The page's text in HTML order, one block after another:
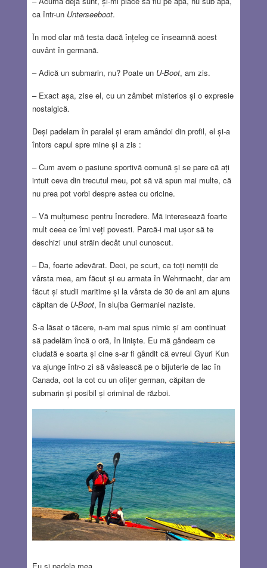
ca într-un Unterseeboot.
În mod clar mă testa dacă înțeleg ce înseamnă acest
cuvânt în germană.
– Adică un submarin, nu? Poate un U-Boot, am zis.
– Exact așa, zise el, cu un zâmbet misterios și o expresie
nostalgică.
Deși padelam în paralel și eram amândoi din profil, el și-a
întors capul spre mine și a zis :
– Cum avem o pasiune sportivă comună și se pare că ați
intuit ceva din trecutul meu, pot să vă spun mai multe, că
nu prea pot vorbi despre astea cu oricine.
– Vă mulțumesc pentru încredere. Mă interesează foarte
mult ceea ce îmi veți povesti. Parcă-i mai ușor să te
deschizi unui străin decât unui cunoscut.
– Da, foarte adevărat. Deci, pe scurt, ca toți nemții de
vârsta mea, am făcut și eu armata în Wehrmacht, dar am
făcut și studii maritime și la vârsta de 30 de ani am ajuns
căpitan de U-Boot, în slujba Germaniei naziste.
S-a lăsat o tăcere, n-am mai spus nimic și am continuat
să padelăm încă o oră, în liniște. Eu mă gândeam ce
ciudată e soarta și cine s-ar fi gândit că evreul Gyuri Kun
va ajunge într-o zi să vâslească pe o bijuterie de lac în
Canada, cot la cot cu un ofițer german, căpitan de
submarin și posibil și criminal de război.